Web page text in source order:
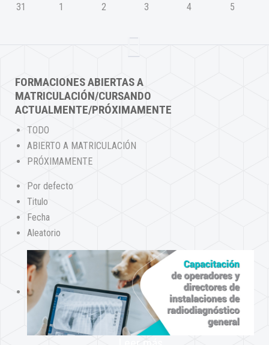
31 1 2 3 4 5
FORMACIONES ABIERTAS A
MATRICULACIÓN/CURSANDO
ACTUALMENTE/PRÓXIMAMENTE
TODO
ABIERTO A MATRICULACIÓN
PRÓXIMAMENTE
Por defecto
Titulo
Fecha
Aleatorio